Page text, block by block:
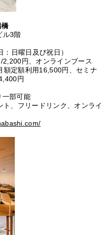
橋
ル3階
日曜日及び祝日）
円、オンラインブース
額定額利用16,500円、セミナ
円
一部可能
、フリードリンク、オンライ